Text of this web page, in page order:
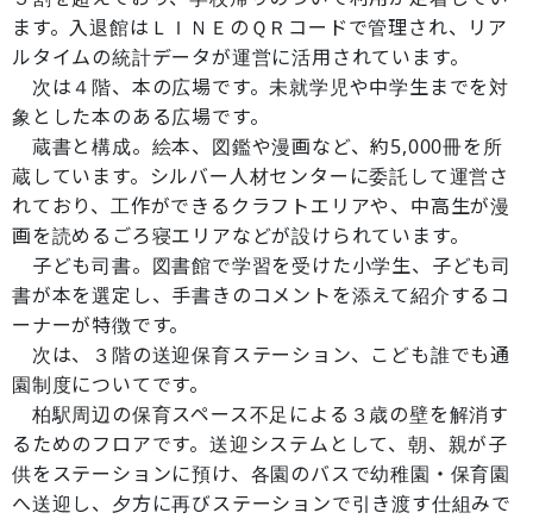
ます。入退館はＬＩＮＥのＱＲコードで管理され、リア
ルタイムの統計データが運営に活用されています。
次は４階、本の広場です。未就学児や中学生までを対
象とした本のある広場です。
蔵書と構成。絵本、図鑑や漫画など、約5,000冊を所
蔵しています。シルバー人材センターに委託して運営さ
れており、工作ができるクラフトエリアや、中高生が漫
画を読めるごろ寝エリアなどが設けられています。
子ども司書。図書館で学習を受けた小学生、子ども司
書が本を選定し、手書きのコメントを添えて紹介するコ
ーナーが特徴です。
次は、３階の送迎保育ステーション、こども誰でも通
園制度についてです。
柏駅周辺の保育スペース不足による３歳の壁を解消す
るためのフロアです。送迎システムとして、朝、親が子
供をステーションに預け、各園のバスで幼稚園・保育園
へ送迎し、夕方に再びステーションで引き渡す仕組みで